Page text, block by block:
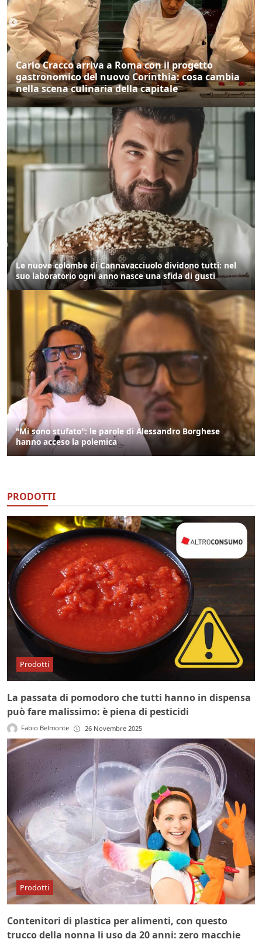
Carlo Cracco arriva a Roma con il progetto
gastronomico del nuovo Corinthia: cosa cambia
nella scena culinaria della capitale
Le nuove colombe di Cannavacciuolo dividono tutti: nel
suo laboratorio ogni anno nasce una sfida di gusti
"Mi sono stufato": le parole di Alessandro Borghese
hanno acceso la polemica
PRODOTTI
Prodotti
La passata di pomodoro che tutti hanno in dispensa
può fare malissimo: è piena di pesticidi
Fabio Belmonte 26 Novembre 2025
Prodotti
Contenitori di plastica per alimenti, con questo
trucco della nonna li uso da 20 anni: zero macchie